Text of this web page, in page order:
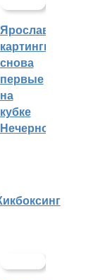
Ярославские
картингисты
снова
первые
на
кубке
Нечерноземья